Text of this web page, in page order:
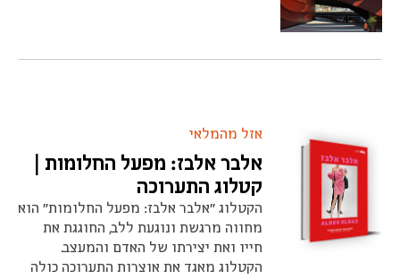
אזל מהמלאי
אלבר אלבז: מפעל החלומות |
קטלוג התערוכה
הקטלוג ״אלבר אלבז: מפעל החלומות״ הוא
מחווה מרגשת ונוגעת ללב, החוגגת את
חייו ואת יצירתו של האדם והמעצב.
הקטלוג מאגד את אוצרות התערוכה כולה